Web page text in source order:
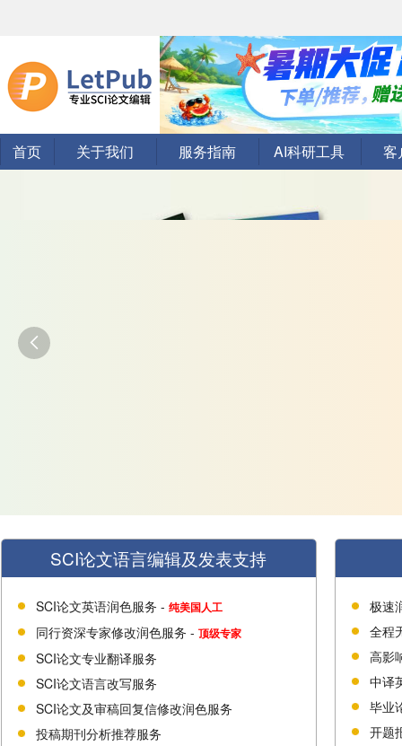
首页 关于我们 服务指南 AI科研工具 客

SCI论文语言编辑及发表支持
SCI论文英语润色服务 - 纯美国人工
同行资深专家修改润色服务 - 顶级专家
SCI论文专业翻译服务
SCI论文语言改写服务
SCI论文及审稿回复信修改润色服务
投稿期刊分析推荐服务
极速
全程
高影
中译
毕业
开题